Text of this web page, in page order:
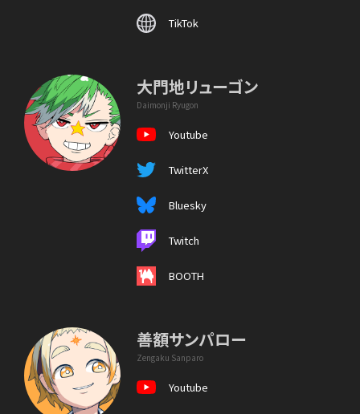
TikTok
大門地リューゴン
Daimonji Ryugon
Youtube
TwitterX
Bluesky
Twitch
BOOTH
善額サンパロー
Zengaku Sanparo
Youtube